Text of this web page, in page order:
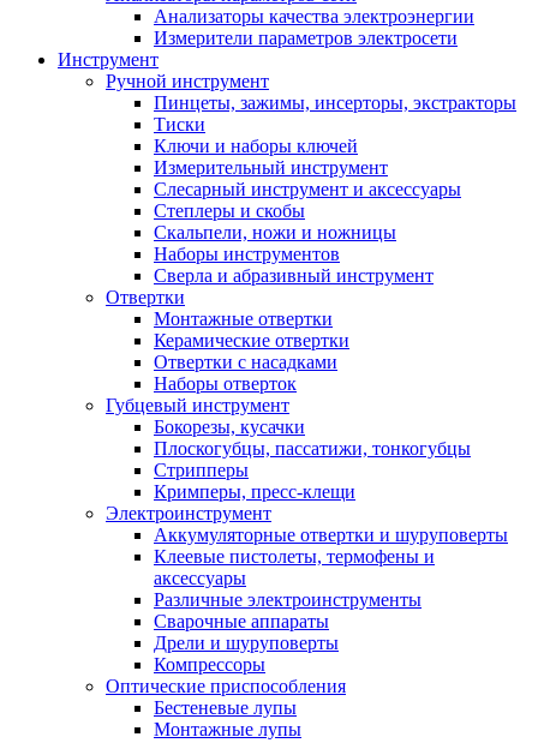
Анализаторы качества электроэнергии
Измерители параметров электросети
Инструмент
Ручной инструмент
Пинцеты, зажимы, инсерторы, экстракторы
Тиски
Ключи и наборы ключей
Измерительный инструмент
Слесарный инструмент и аксессуары
Степлеры и скобы
Скальпели, ножи и ножницы
Наборы инструментов
Сверла и абразивный инструмент
Отвертки
Монтажные отвертки
Керамические отвертки
Отвертки с насадками
Наборы отверток
Губцевый инструмент
Бокорезы, кусачки
Плоскогубцы, пассатижи, тонкогубцы
Стрипперы
Кримперы, пресс-клещи
Электроинструмент
Аккумуляторные отвертки и шуруповерты
Клеевые пистолеты, термофены и
аксессуары
Различные электроинструменты
Сварочные аппараты
Дрели и шуруповерты
Компрессоры
Оптические приспособления
Бестеневые лупы
Монтажные лупы